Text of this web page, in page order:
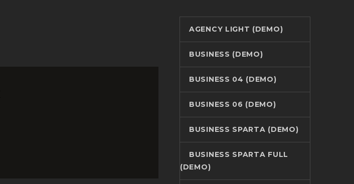
AGENCY LIGHT (DEMO)
BUSINESS (DEMO)
BUSINESS 04 (DEMO)
BUSINESS 06 (DEMO)
BUSINESS SPARTA (DEMO)
BUSINESS SPARTA FULL
(DEMO)